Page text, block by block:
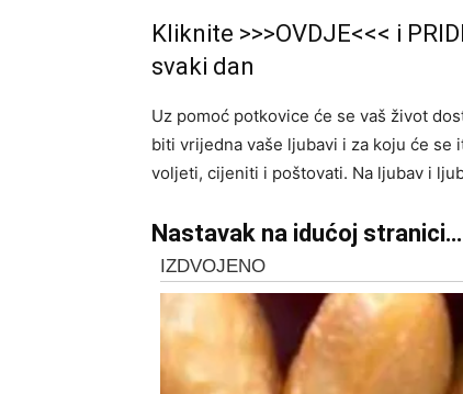
Kliknite >>>OVDJE<<< i
svaki dan
Uz pomoć potkovice će se vaš život
biti vrijedna vaše ljubavi i za koju će
voljeti, cijeniti i poštovati. Na ljubav i
Nastavak na idućoj stranici…